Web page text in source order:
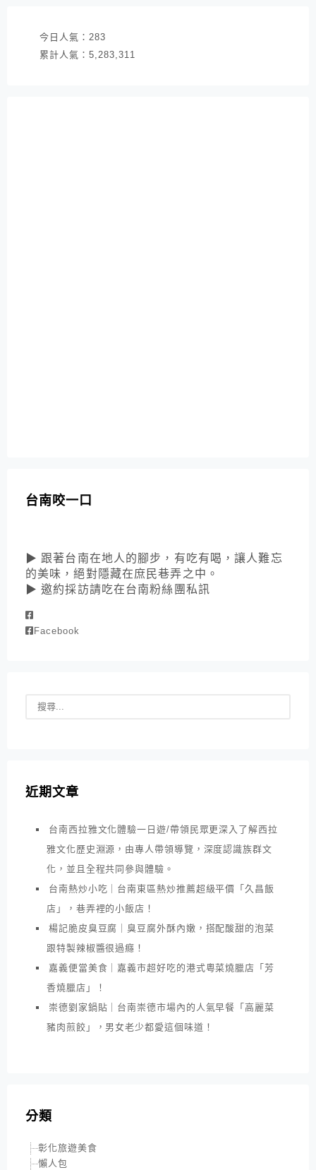
今日人氣： 283
累計人氣： 5,283,311
台南咬一口
▶ 跟著台南在地人的腳步，有吃有喝，讓人難忘
的美味，絕對隱藏在庶民巷弄之中。
▶ 邀約採訪請吃在台南粉絲團私訊
Facebook
近期文章
台南西拉雅文化體驗一日遊/帶領民眾更深入了解西拉
雅文化歷史淵源，由專人帶領導覽，深度認識族群文
化，並且全程共同參與體驗。
台南熱炒小吃｜台南東區熱炒推薦超級平價「久昌飯
店」，巷弄裡的小飯店！
楊記脆皮臭豆腐｜臭豆腐外酥內嫩，搭配酸甜的泡菜
跟特製辣椒醬很過癮！
嘉義便當美食｜嘉義市超好吃的港式粵菜燒臘店「芳
香燒臘店」！
崇德劉家鍋貼｜台南崇德市場內的人氣早餐「高麗菜
豬肉煎餃」，男女老少都愛這個味道！
分類
彰化旅遊美食
懶人包